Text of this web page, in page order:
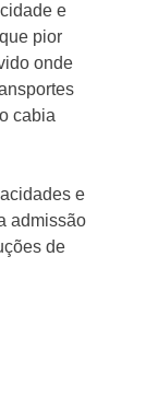
e
pior
onde
cabia
e
admissão
de